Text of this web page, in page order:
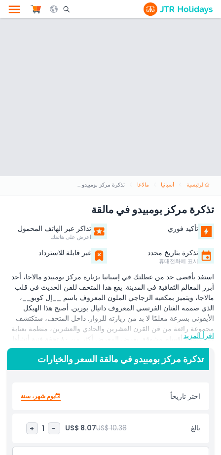
Search Opener Icon
الرئيسية أسبانيا مالاغا تذكرة مركز بومبيدو في مالقة
تذكرة مركز بومبيدو في مالقة
تأكيد فوري تذاكر عبر الهاتف المحمول
اعرض على هاتفك
تذكرة بتاريخ محدد
휴대전화에 표시
غير قابلة للاسترداد
استفد بأقصى حد من عطلتك في إسبانيا بزيارة مركز بومبيدو مالاجا، أحد
أبرز المعالم الثقافية في المدينة. يقع هذا المتحف للفن الحديث في قلب
مالاجا، ويتميز بمكعبه الزجاجي الملون المعروف باسم __إل كوبو__،
الذي صممه الفنان الفرنسي المعروف دانيال بورين. أصبح هذا الهيكل
الأيقوني بسرعة معلمًا لا بد من زيارته للزوار. داخل المتحف، ستكتشف
مجموعة رائعة من فن القرن العشرين والحادي والعشرين، منظمة بعناية
في خمسة أقسام مشوقة. يعرض المعرض أكثر من ٨٠ تحفة فنية أنشأها
فنانون عالميون مشهورون مثل فريدا كاهلو، بابلو بيكاسو، وفرناند ليجيه،
مما يجعله وجهة مثالية لعشاق الفن وهواة التاريخ على حد سواء. يمكن
للزوار استكشاف القاعات حسب وتيرتهم الخاصة وتعزيز زيارتهم بتنزيل
الفنية والمواضيع. سواء كنت تخطط لرحلة ثقافية أو تبحث عن أفضل
الأشياء التي يمكنك القيام بها في مالاجا، يقدم هذا المتحف النابض بالحياة
اقرأ المزيد
تذكرة مركز بومبيدو في مالقة السعر والخيارات
اختر تاريخاً يوم شهر، سنة
بالغ US$ 10.38
US$ 8.07
-
1
+